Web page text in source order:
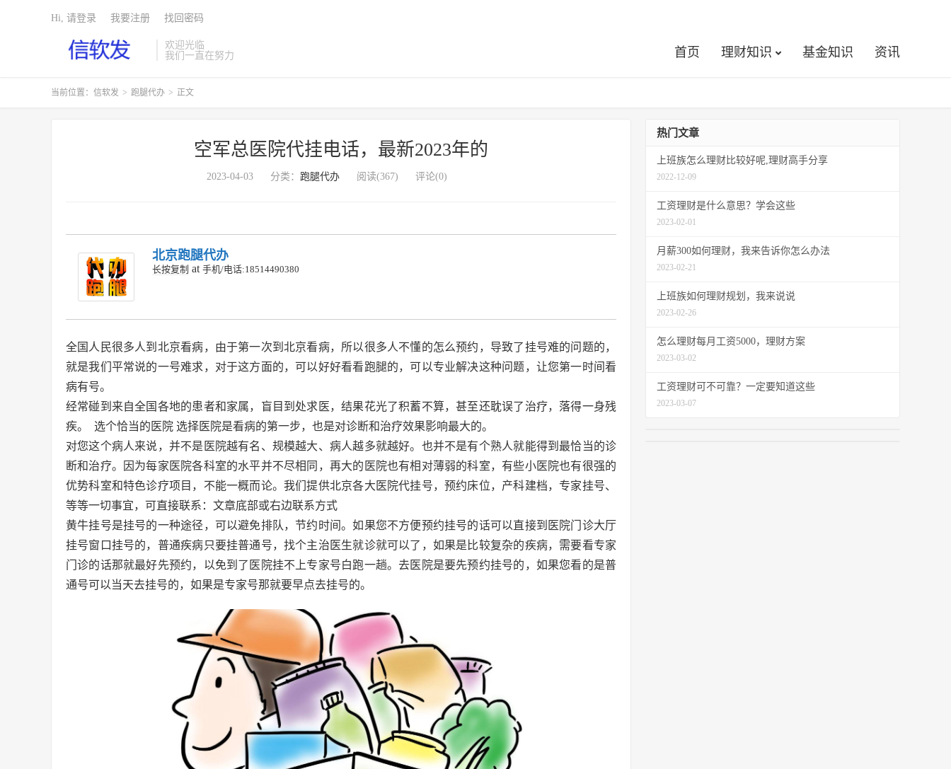
欢迎光临
我们一直在努力
首页 理财知识 基金知识 资讯
Hi, 请登录 我要注册 找回密码
当前位置： 信软发 > 跑腿代办 > 正文
空军总医院代挂电话，最新2023年的
2023-04-03 分类： 跑腿代办 阅读(367) 评论(0)
北京跑腿代办
长按复制 at 手机/电话:18514490380
全国人民很多人到北京看病，由于第一次到北京看病，所以很多人不懂的怎么预约，导致了挂号难的问题的，
就是我们平常说的一号难求，对于这方面的，可以好好看看跑腿的，可以专业解决这种问题，让您第一时间看
病有号。
经常碰到来自全国各地的患者和家属，盲目到处求医，结果花光了积蓄不算，甚至还耽误了治疗，落得一身残
疾。 选个恰当的医院 选择医院是看病的第一步，也是对诊断和治疗效果影响最大的。
对您这个病人来说，并不是医院越有名、规模越大、病人越多就越好。也并不是有个熟人就能得到最恰当的诊
断和治疗。因为每家医院各科室的水平并不尽相同，再大的医院也有相对薄弱的科室，有些小医院也有很强的
优势科室和特色诊疗项目，不能一概而论。我们提供北京各大医院代挂号，预约床位，产科建档，专家挂号、
等等一切事宜，可直接联系：文章底部或右边联系方式
黄牛挂号是挂号的一种途径，可以避免排队，节约时间。如果您不方便预约挂号的话可以直接到医院门诊大厅
挂号窗口挂号的，普通疾病只要挂普通号，找个主治医生就诊就可以了，如果是比较复杂的疾病，需要看专家
门诊的话那就最好先预约，以免到了医院挂不上专家号白跑一趟。去医院是要先预约挂号的，如果您看的是普
通号可以当天去挂号的，如果是专家号那就要早点去挂号的。
热门文章
上班族怎么理财比较好呢,理财高手分享
2022-12-09
工资理财是什么意思？学会这些
2023-02-01
月薪300如何理财，我来告诉你怎么办法
2023-02-21
上班族如何理财规划，我来说说
2023-02-26
怎么理财每月工资5000，理财方案
2023-03-02
工资理财可不可靠？一定要知道这些
2023-03-07